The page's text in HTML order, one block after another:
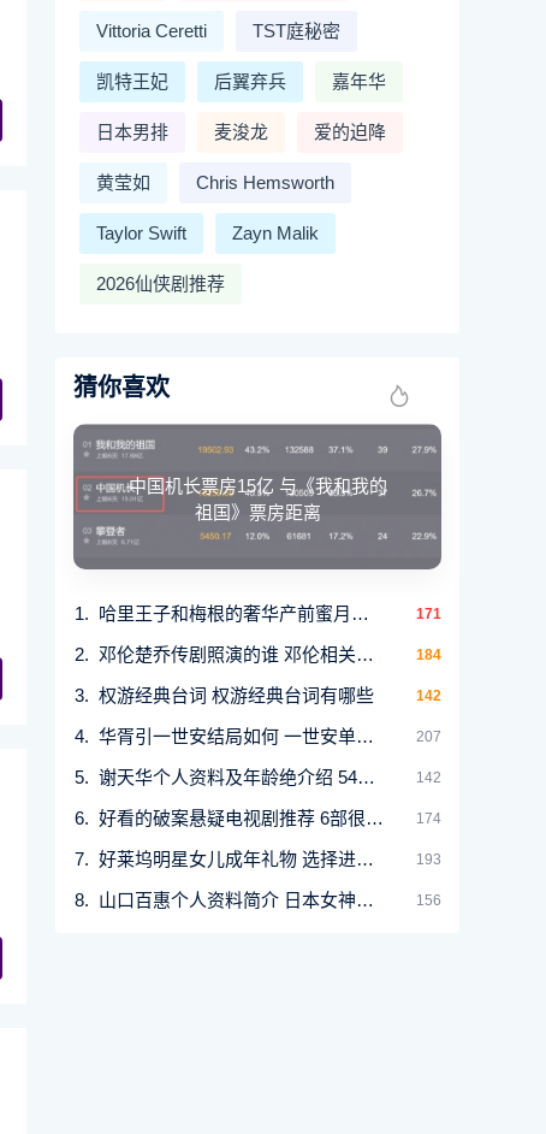
Vittoria Ceretti TST庭秘密
凯特王妃 后翼弃兵 嘉年华
日本男排 麦浚龙 爱的迫降
黄莹如 Chris Hemsworth
Taylor Swift Zayn Malik
2026仙侠剧推荐
猜你喜欢
中国机长票房15亿 与《我和我的
祖国》票房距离
哈里王子和梅根的奢华产前蜜月假期揭晓 171
邓伦楚乔传剧照演的谁 邓伦相关介绍 184
权游经典台词 权游经典台词有哪些 142
华胥引一世安结局如何 一世安单元慕容安与苏珩 207
谢天华个人资料及年龄绝介绍 54岁谢天华罕晒全 142
好看的破案悬疑电视剧推荐 6部很火的国产悬疑剧 174
好莱坞明星女儿成年礼物 选择进入（S-Q）行业父 193
山口百惠个人资料简介 日本女神山口百惠的幸福 156